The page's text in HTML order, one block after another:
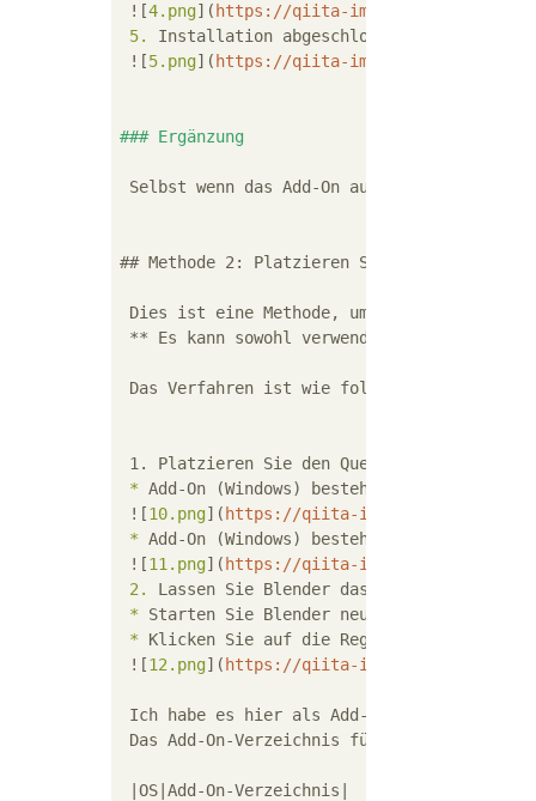
![4.png]( https://qiita-image-
5.
Installation abgeschlossen
![5.png]( https://qiita-image-
### Ergänzung
Selbst wenn das Add-On aus mehreren
## Methode 2: Platzieren Sie den Add-On-
Dies ist eine Methode, um den Quellcode
** Es kann sowohl verwendet werden, wenn
Das Verfahren ist wie folgt.
1. Platzieren Sie den Quellcode oder
* Add-On (Windows) bestehend aus einem
![10.png]( https://qiita-image-
* Add-On (Windows) bestehend aus mehreren
![11.png]( https://qiita-image-
2.
*
* Klicken Sie auf die Registerkarte
![12.png]( https://qiita-image-
Ich habe es hier als Add-On-Verzeichnis
Das Add-On-Verzeichnis für jedes
|OS|Add-On-Verzeichnis|